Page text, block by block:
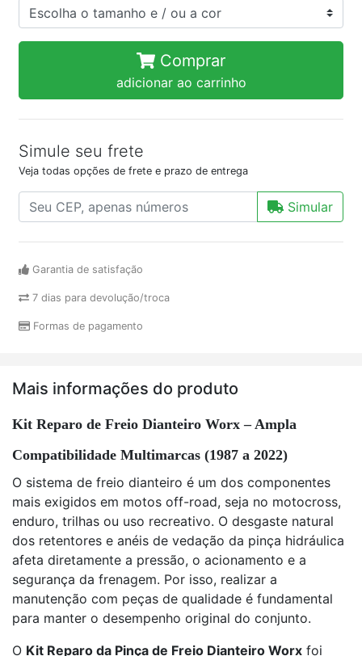
Comprar
adicionar ao carrinho
Simule seu frete
Veja todas opções de frete e prazo de entrega
Simular
Garantia de satisfação
7 dias para devolução/troca
Formas de pagamento
Mais informações do produto
Kit Reparo de Freio Dianteiro Worx – Ampla
Compatibilidade Multimarcas (1987 a 2022)
O sistema de freio dianteiro é um dos componentes
mais exigidos em motos off-road, seja no motocross,
enduro, trilhas ou uso recreativo. O desgaste natural
dos retentores e anéis de vedação da pinça hidráulica
afeta diretamente a pressão, o acionamento e a
segurança da frenagem. Por isso, realizar a
manutenção com peças de qualidade é fundamental
para manter o desempenho original do conjunto.
O Kit Reparo da Pinça de Freio Dianteiro Worx foi